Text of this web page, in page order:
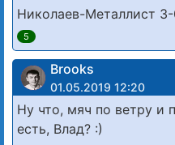
Николаев-Металлист
5
Brooks
01.05.2019 12:20
Ну что, мяч по ветру и
есть, Влад? :)